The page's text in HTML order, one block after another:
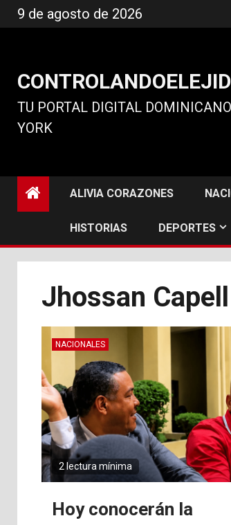
al
9 de agosto de 2026
TU PORTAL DIGITAL
YORK
ALIVIA CORAZONES
HISTORIAS DEPORTES
Jhossan Capell
NACIONALES
2 lectura mínima
Hoy conocerán la